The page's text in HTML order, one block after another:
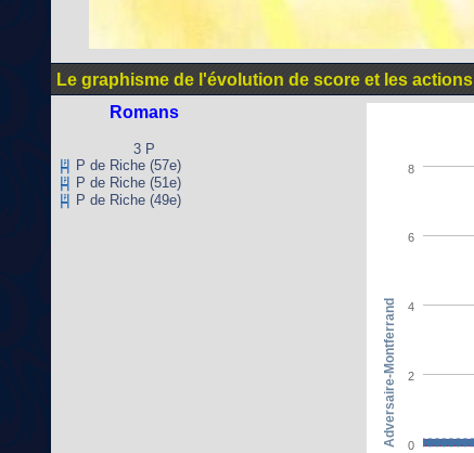
Le graphisme de l'évolution de score et les actions
Romans
3 P
P de Riche (57e)
P de Riche (51e)
P de Riche (49e)
0
2
4
6
8
Adversaire-Montferrand